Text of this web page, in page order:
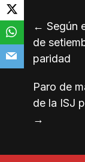
← Según
de
paridad
Paro de
de la ISJ
→